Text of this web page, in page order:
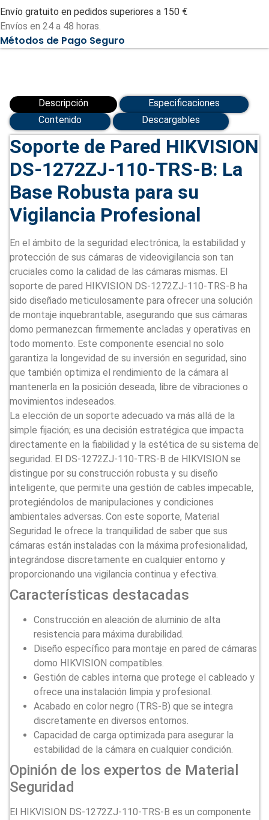
B
Pared
(DS-
1272ZJ-
110-
Envío gratuito en pedidos superiores a 150 €
Envíos en 24 a 48 horas.
Métodos de Pago Seguro
Descripción
Especificaciones
Contenido
Descargables
Soporte de Pared HIKVISION
DS-1272ZJ-110-TRS-B: La
Base Robusta para su
Vigilancia Profesional
En el ámbito de la seguridad electrónica, la estabilidad y
protección de sus cámaras de videovigilancia son tan
cruciales como la calidad de las cámaras mismas. El
soporte de pared HIKVISION DS-1272ZJ-110-TRS-B ha
sido diseñado meticulosamente para ofrecer una solución
de montaje inquebrantable, asegurando que sus cámaras
domo permanezcan firmemente ancladas y operativas en
todo momento. Este componente esencial no solo
garantiza la longevidad de su inversión en seguridad, sino
que también optimiza el rendimiento de la cámara al
mantenerla en la posición deseada, libre de vibraciones o
movimientos indeseados.
La elección de un soporte adecuado va más allá de la
simple fijación; es una decisión estratégica que impacta
directamente en la fiabilidad y la estética de su sistema de
seguridad. El DS-1272ZJ-110-TRS-B de HIKVISION se
distingue por su construcción robusta y su diseño
inteligente, que permite una gestión de cables impecable,
protegiéndolos de manipulaciones y condiciones
ambientales adversas. Con este soporte, Material
Seguridad le ofrece la tranquilidad de saber que sus
cámaras están instaladas con la máxima profesionalidad,
integrándose discretamente en cualquier entorno y
proporcionando una vigilancia continua y efectiva.
Características destacadas
Construcción en aleación de aluminio de alta
resistencia para máxima durabilidad.
Diseño específico para montaje en pared de cámaras
domo HIKVISION compatibles.
Gestión de cables interna que protege el cableado y
ofrece una instalación limpia y profesional.
Acabado en color negro (TRS-B) que se integra
discretamente en diversos entornos.
Capacidad de carga optimizada para asegurar la
estabilidad de la cámara en cualquier condición.
Opinión de los expertos de Material
Seguridad
El HIKVISION DS-1272ZJ-110-TRS-B es un componente